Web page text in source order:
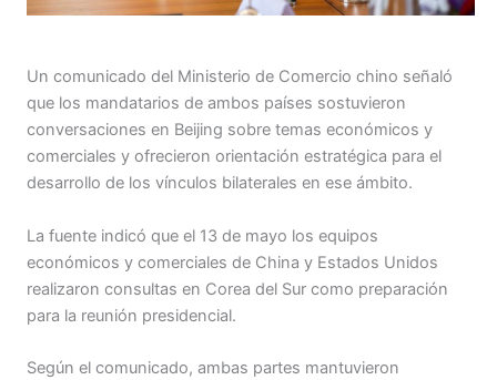
Un comunicado del Ministerio de Comercio chino señaló
que los mandatarios de ambos países sostuvieron
conversaciones en Beijing sobre temas económicos y
comerciales y ofrecieron orientación estratégica para el
desarrollo de los vínculos bilaterales en ese ámbito.
La fuente indicó que el 13 de mayo los equipos
económicos y comerciales de China y Estados Unidos
realizaron consultas en Corea del Sur como preparación
para la reunión presidencial.
Según el comunicado, ambas partes mantuvieron